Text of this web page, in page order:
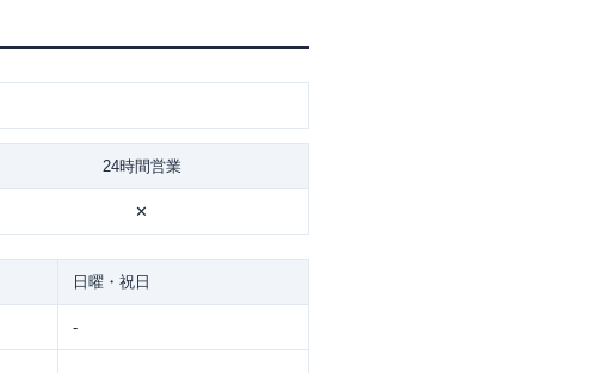
24時間営業
✕
日曜・祝日
-